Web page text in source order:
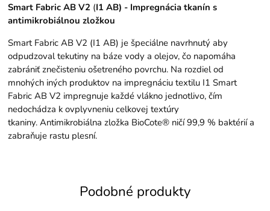
Smart Fabric AB V2 (I1 AB) - Impregnácia tkanín s
antimikrobiálnou zložkou
Smart Fabric AB V2 (I1 AB) je špeciálne navrhnutý aby
odpudzoval tekutiny na báze vody a olejov, čo napomáha
zabrániť znečisteniu ošetreného povrchu. Na rozdiel od
mnohých iných produktov na impregnáciu textilu I1 Smart
Fabric AB V2 impregnuje každé vlákno jednotlivo, čím
nedochádza k ovplyvneniu celkovej textúry
tkaniny. Antimikrobiálna zložka BioCote® ničí 99,9 % baktérií a
zabraňuje rastu plesní.
Podobné produkty